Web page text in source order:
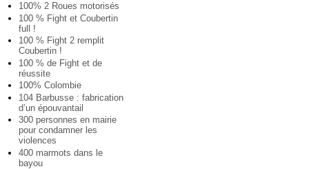
100% 2 Roues motorisés
100 % Fight et Coubertin
full !
100 % Fight 2 remplit
Coubertin !
100 % de Fight et de
réussite
100% Colombie
104 Barbusse : fabrication
d’un épouvantail
300 personnes en mairie
pour condamner les
violences
400 marmots dans le
bayou